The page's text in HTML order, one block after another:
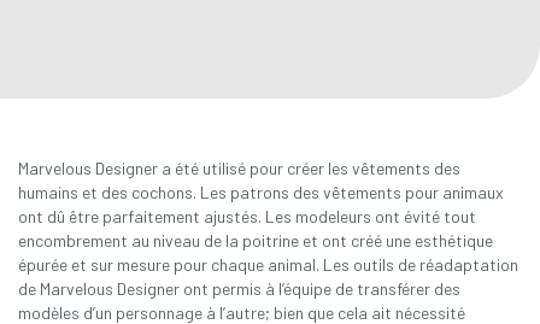
Marvelous Designer a été utilisé pour créer les vêtements des
humains et des cochons. Les patrons des vêtements pour animaux
ont dû être parfaitement ajustés. Les modeleurs ont évité tout
encombrement au niveau de la poitrine et ont créé une esthétique
épurée et sur mesure pour chaque animal. Les outils de réadaptation
de Marvelous Designer ont permis à l’équipe de transférer des
modèles d’un personnage à l’autre; bien que cela ait nécessité